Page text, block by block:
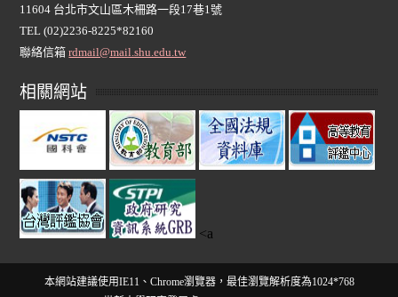
11604 台北市文山區木柵路一段17巷1號
TEL (02)2236-8225*82160
聯絡信箱rdmail@mail.shu.edu.tw
相關網站
<a
本網站建議使用IE11、Chrome瀏覽器，最佳瀏覽解析度為1024*768